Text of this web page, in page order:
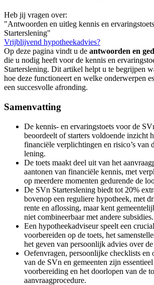
Heb jij vragen over:
"Antwoorden en uitleg kennis en
Starterslening"
Vrijblijvend hypotheekadvies?
Op deze pagina vindt u de antwoorden en
die u nodig heeft voor de kennis en
Starterslening. Dit artikel helpt u te begrijpen
hoe deze functioneert en welke onderwerpen
een succesvolle afronding.
Samenvatting
De kennis- en ervaringstoets voor de
beoordeelt of starters voldoende inzicht
financiële verplichtingen en risico’s van
lening.
De toets maakt deel uit van het
aantonen van financiële kennis, met
op meerdere momenten gedurende de
De SVn Starterslening biedt tot 20%
bovenop een reguliere hypotheek, met
rente en aflossing, maar kent
niet combineerbaar met andere subsidies.
Een hypotheekadviseur speelt een
voorbereiden op de toets, het
het geven van persoonlijk advies over
Oefenvragen, persoonlijke checklists
van de SVn en gemeenten zijn
voorbereiding en het doorlopen van de
aanvraagprocedure.